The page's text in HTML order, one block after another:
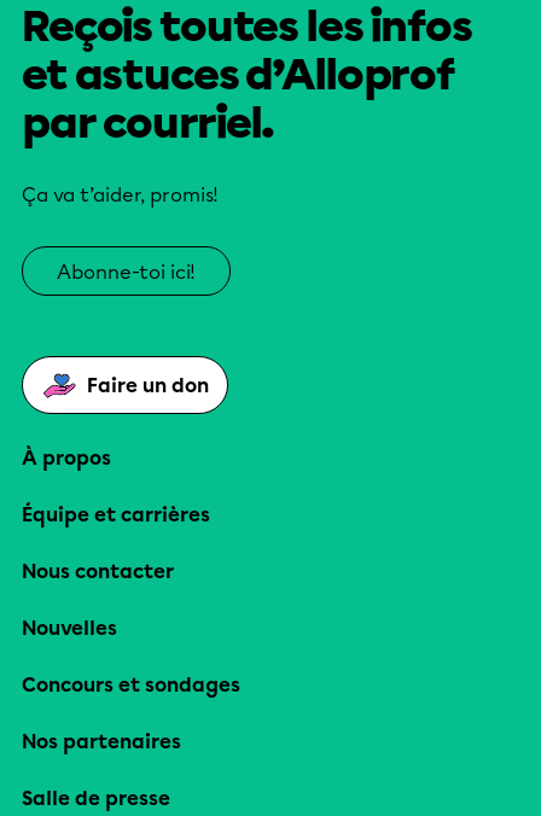
Reçois toutes les infos
et astuces d’Alloprof
par courriel.
Ça va t’aider, promis!
Abonne-toi ici!
Faire un don
À propos
Équipe et carrières
Nous contacter
Nouvelles
Concours et sondages
Nos partenaires
Salle de presse